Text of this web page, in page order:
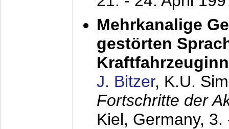
Mehrkanalige
gestörten
J. Bitzer, K.U.
Fortschritte der
Kiel, Germany, 3.